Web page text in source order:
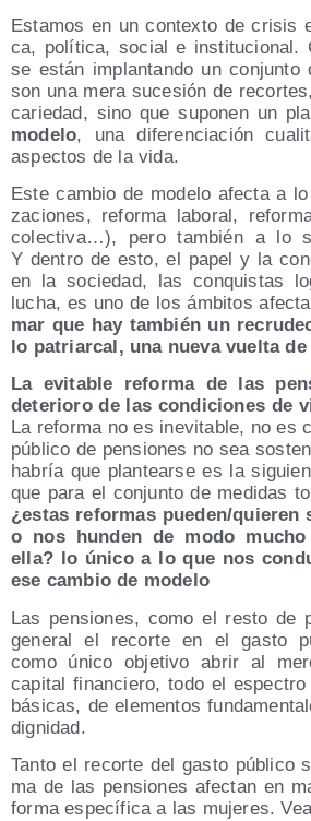
Esta­mos en un con­tex­to de cri­sis
ca, polí­ti­ca, social e ins­ti­tu­cio­nal.
se están implan­tan­do un con­jun­to
son una mera suce­sión de
ca­rie­dad, sino que supo­nen un
mode­lo, una dife­ren­cia­ción
aspec­tos de la vida.
Este cam­bio de mode­lo afec­ta a
za­cio­nes, refor­ma labo­ral,
colec­ti­va…), pero tam­bién a lo
Y den­tro de esto, el papel y la
en la socie­dad, las con­quis­tas
lucha, es uno de los ámbi­tos
mar que hay tam­bién un
lo patriar­cal, una nue­va vuel­ta de
La evi­ta­ble refor­ma de las
dete­rio­ro de las con­di­cio­nes de
La refor­ma no es inevi­ta­ble, no es
públi­co de pen­sio­nes no sea
habría que plan­tear­se es la
que para el con­jun­to de medi­das
¿estas refor­mas pueden/​
o nos hun­den de modo
ella? lo úni­co a lo que nos
ese cam­bio de modelo
Las pen­sio­nes, como el res­to de
gene­ral el recor­te en el gas­to
como úni­co obje­ti­vo abrir al
capi­tal finan­cie­ro, todo el
bási­cas, de ele­men­tos
dignidad.
Tan­to el recor­te del gas­to públi­co
ma de las pen­sio­nes afec­tan en
for­ma espe­cí­fi­ca a las muje­res.